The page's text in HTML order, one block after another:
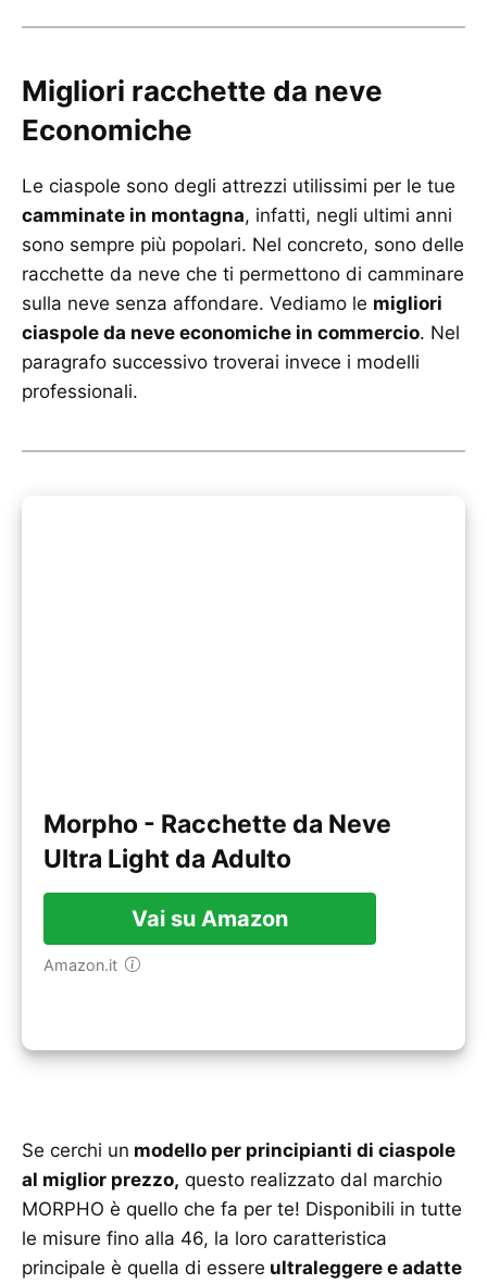
Migliori racchette da neve
Economiche
Le ciaspole sono degli attrezzi utilissimi per le tue
camminate in montagna, infatti, negli ultimi anni
sono sempre più popolari. Nel concreto, sono delle
racchette da neve che ti permettono di camminare
sulla neve senza affondare. Vediamo le migliori
ciaspole da neve economiche in commercio. Nel
paragrafo successivo troverai invece i modelli
professionali.
Morpho - Racchette da Neve
Ultra Light da Adulto
Vai su Amazon
Amazon.it
Se cerchi un modello per principianti di ciaspole
al miglior prezzo, questo realizzato dal marchio
MORPHO è quello che fa per te! Disponibili in tutte
le misure fino alla 46, la loro caratteristica
principale è quella di essere ultraleggere e adatte